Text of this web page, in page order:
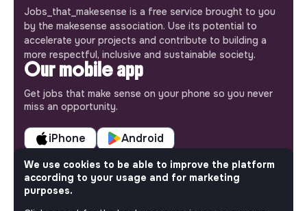
Jobs_that_makesense is a free service brought to you
by the makesense association. Use its potential to
accelerate your projects and contribute to building a
more respectful, inclusive and sustainable society.
Our mobile app
Get jobs that make sense on your phone so you never
miss an opportunity.
iPhone Android
We use cookies to be able to improve the platform
according to your usage and for marketing
purposes.